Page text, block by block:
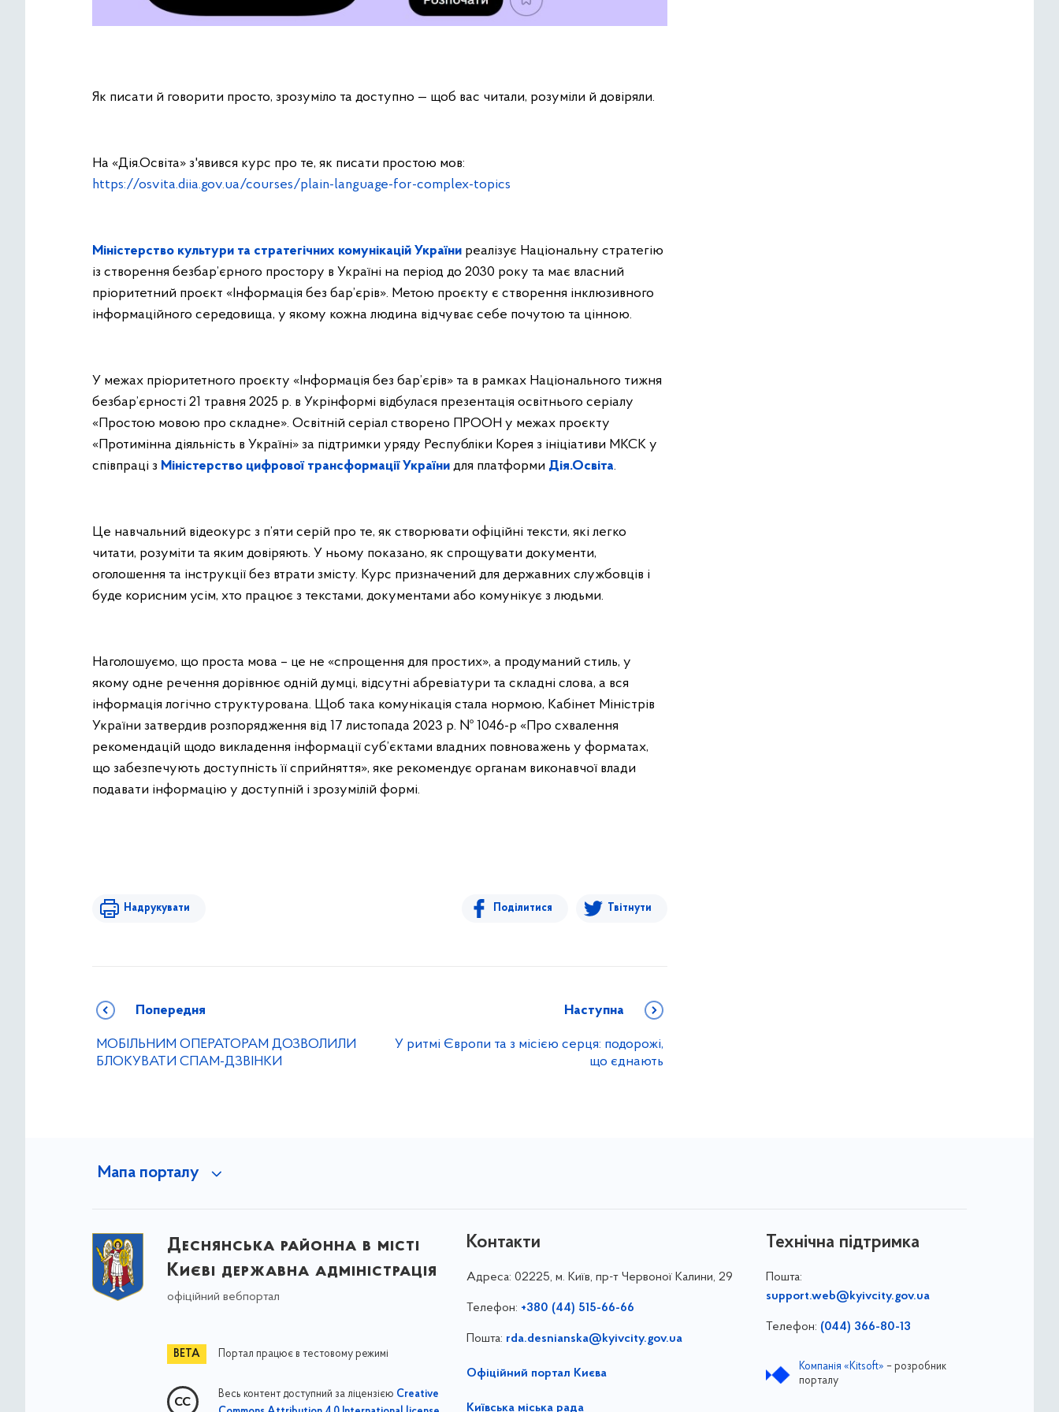
Як писати й говорити просто, зрозуміло та доступно — щоб вас читали, розуміли й довіряли.
На «Дія.Освіта» з'явився курс про те, як писати простою мов:
https://osvita.diia.gov.ua/courses/plain-language-for-complex-topics
Міністерство культури та стратегічних комунікацій України реалізує Національну стратегію
із створення безбар’єрного простору в Україні на період до 2030 року та має власний
пріоритетний проєкт «Інформація без бар’єрів». Метою проєкту є створення інклюзивного
інформаційного середовища, у якому кожна людина відчуває себе почутою та цінною.
У межах пріоритетного проєкту «Інформація без бар’єрів» та в рамках Національного тижня
безбар’єрності 21 травня 2025 р. в Укрінформі відбулася презентація освітнього серіалу
«Простою мовою про складне». Освітній серіал створено ПРООН у межах проєкту
«Протимінна діяльність в Україні» за підтримки уряду Республіки Корея з ініціативи МКСК у
співпраці з Міністерство цифрової трансформації України для платформи Дія.Освіта.
Це навчальний відеокурс з п’яти серій про те, як створювати офіційні тексти, які легко
читати, розуміти та яким довіряють. У ньому показано, як спрощувати документи,
оголошення та інструкції без втрати змісту. Курс призначений для державних службовців і
буде корисним усім, хто працює з текстами, документами або комунікує з людьми.
Наголошуємо, що проста мова – це не «спрощення для простих», а продуманий стиль, у
якому одне речення дорівнює одній думці, відсутні абревіатури та складні слова, а вся
інформація логічно структурована. Щоб така комунікація стала нормою, Кабінет Міністрів
України затвердив розпорядження від 17 листопада 2023 р. № 1046-р «Про схвалення
рекомендацій щодо викладення інформації суб’єктами владних повноважень у форматах,
що забезпечують доступність її сприйняття», яке рекомендує органам виконавчої влади
подавати інформацію у доступній і зрозумілій формі.
Надрукувати Поділитися Твітнути
Попередня
МОБІЛЬНИМ ОПЕРАТОРАМ ДОЗВОЛИЛИ
БЛОКУВАТИ СПАМ-ДЗВІНКИ
Наступна
У ритмі Європи та з місією серця: подорожі,
що єднають
Мапа порталу
Деснянська районна в місті
Києві державна адміністрація
офіційний вебпортал
Портал працює в тестовому режимі
Весь контент доступний за ліцензією Creative
Контакти
Адреса: 02225, м. Київ, пр-т Червоної Калини, 29
Телефон: +380 (44) 515-66-66
Пошта: rda.desnianska@kyivcity.gov.ua
Офіційний портал Києва
Київська міська рада
Технічна підтримка
Пошта:
support.web@kyivcity.gov.ua
Телефон: (044) 366-80-13
Компанія «Kitsoft» – розробник
порталу